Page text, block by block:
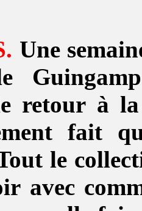
Une
retour à
fait
le
avec